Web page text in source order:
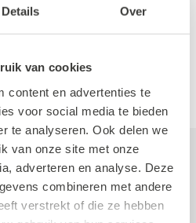
Details Over
van cookies
content en advertenties te
voor social media te bieden
te analyseren. Ook delen we
van onze site met onze
adverteren en analyse. Deze
combineren met andere
verstrekt of die ze hebben
mooie prijzen.
om erop uit te gaan en
winkels.
door Mathilde